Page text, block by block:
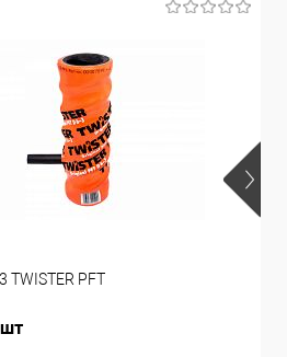
TWISTER PFT